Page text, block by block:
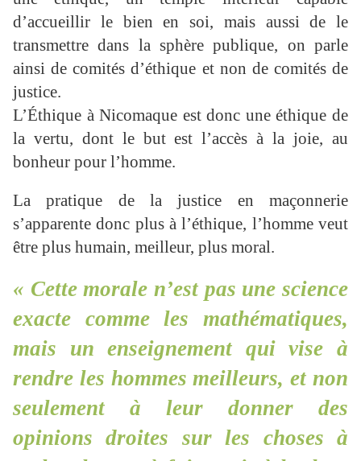
d’accueillir le bien en soi, mais aussi de le
transmettre dans la sphère publique, on parle
ainsi de comités d’éthique et non de comités de
justice.
L’Éthique à Nicomaque est donc une éthique de
la vertu, dont le but est l’accès à la joie, au
bonheur pour l’homme.
La pratique de la justice en maçonnerie
s’apparente donc plus à l’éthique, l’homme veut
être plus humain, meilleur, plus moral.
« Cette morale n’est pas une science
exacte comme les mathématiques,
mais un enseignement qui vise à
rendre les hommes meilleurs, et non
seulement à leur donner des
opinions droites sur les choses à